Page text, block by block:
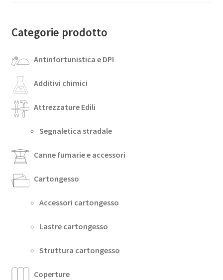
Categorie prodotto
Antinfortunistica e DPI
Additivi chimici
Attrezzature Edili
Segnaletica stradale
Canne fumarie e accessori
Cartongesso
Accessori cartongesso
Lastre cartongesso
Struttura cartongesso
Coperture